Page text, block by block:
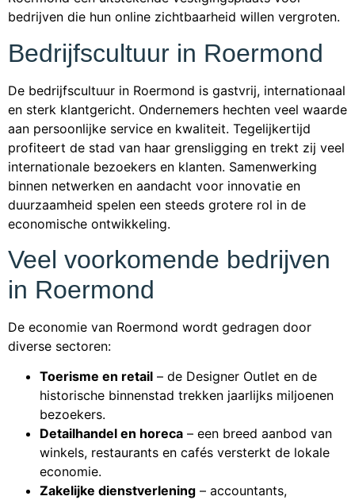
bedrijven die hun online zichtbaarheid willen vergroten.
Bedrijfscultuur in Roermond
De bedrijfscultuur in Roermond is gastvrij, internationaal
en sterk klantgericht. Ondernemers hechten veel waarde
aan persoonlijke service en kwaliteit. Tegelijkertijd
profiteert de stad van haar grensligging en trekt zij veel
internationale bezoekers en klanten. Samenwerking
binnen netwerken en aandacht voor innovatie en
duurzaamheid spelen een steeds grotere rol in de
economische ontwikkeling.
Veel voorkomende bedrijven
in Roermond
De economie van Roermond wordt gedragen door
diverse sectoren:
Toerisme en retail – de Designer Outlet en de
historische binnenstad trekken jaarlijks miljoenen
bezoekers.
Detailhandel en horeca – een breed aanbod van
winkels, restaurants en cafés versterkt de lokale
economie.
Zakelijke dienstverlening – accountants,